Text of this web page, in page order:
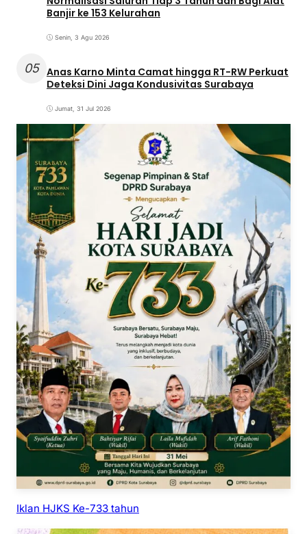
Banjir ke 153 Kelurahan
Senin, 3 Agu 2026
05 Anas Karno Minta Camat hingga RT-RW Perkuat
Deteksi Dini Jaga Kondusivitas Surabaya
Jumat, 31 Jul 2026
Iklan HJKS Ke-733 tahun